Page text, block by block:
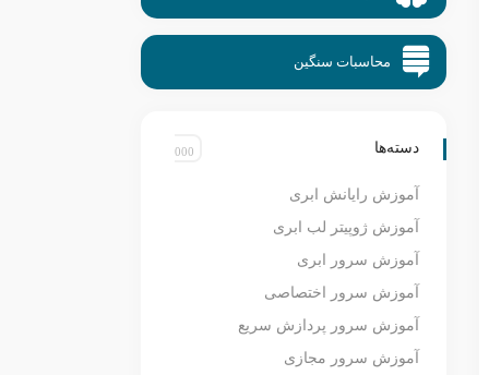
محاسبات سنگین
دسته‌ها
آموزش رایانش ابری
آموزش ژوپیتر لب ابری
آموزش سرور ابری
آموزش سرور اختصاصی
آموزش سرور پردازش سریع
آموزش سرور مجازی